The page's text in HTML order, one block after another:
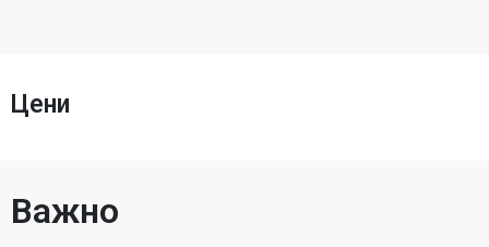
Цени
Важно